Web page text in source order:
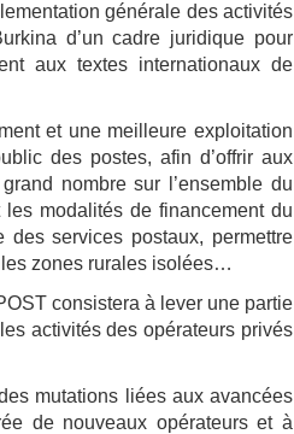
générale des activités
d’un cadre juridique pour
aux textes internationaux de
et une meilleure exploitation
des postes, afin d’offrir aux
nombre sur l’ensemble du
modalités de financement du
services postaux, permettre
zones rurales isolées…
consistera à lever une partie
activités des opérateurs privés
mutations liées aux avancées
de nouveaux opérateurs et à